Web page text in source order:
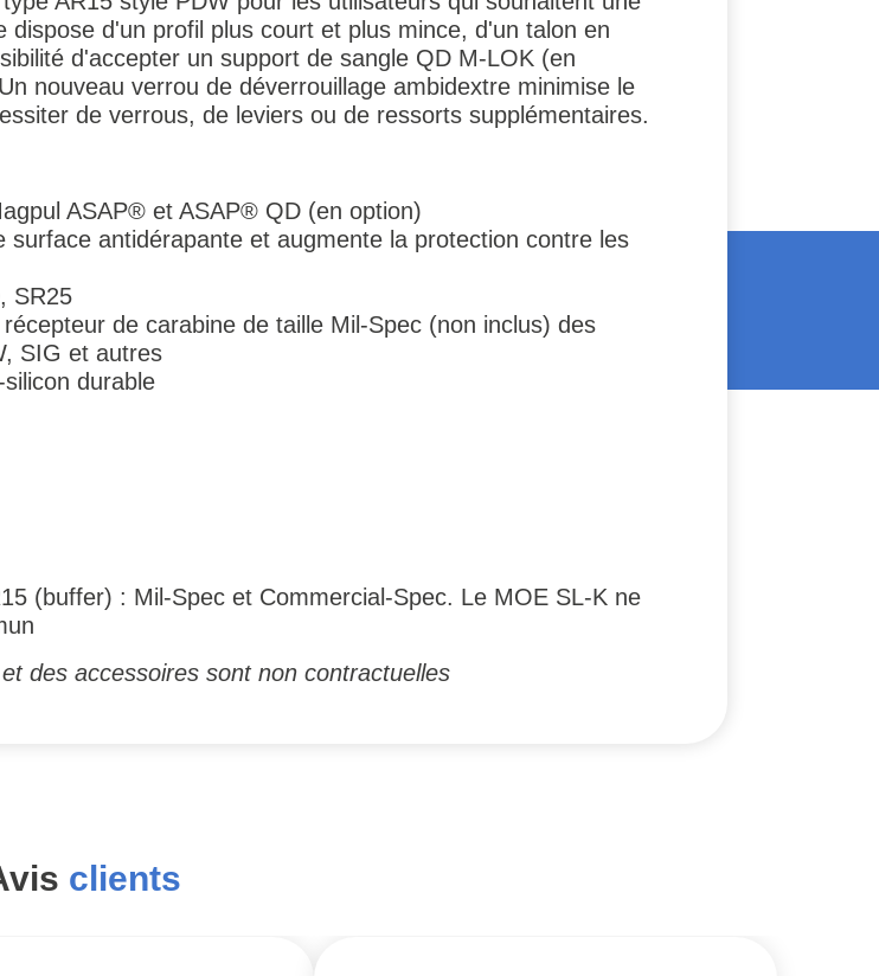
d'un profil plus court et plus mince, d'un talon en
d'accepter un support de sangle QD M-LOK (en
nouveau verrou de déverrouillage ambidextre minimise le
de verrous, de leviers ou de ressorts supplémentaires.
ASAP® et ASAP® QD (en option)
antidérapante et augmente la protection contre les
SR25
de carabine de taille Mil-Spec (non inclus) des
SIG et autres
durable
(buffer) : Mil-Spec et Commercial-Spec. Le MOE SL-K ne
des accessoires sont non contractuelles
clients